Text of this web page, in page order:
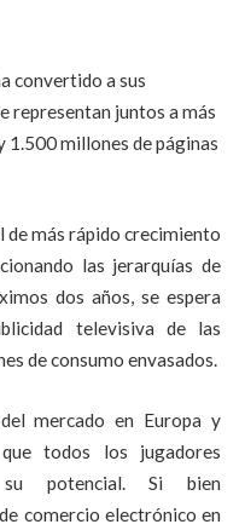
convertido a sus
representan juntos a más
1.500 millones de páginas
de más rápido crecimiento
las jerarquías de
dos años, se espera
televisiva de las
de consumo envasados.
mercado en Europa y
todos los jugadores
su potencial. Si bien
comercio electrónico en